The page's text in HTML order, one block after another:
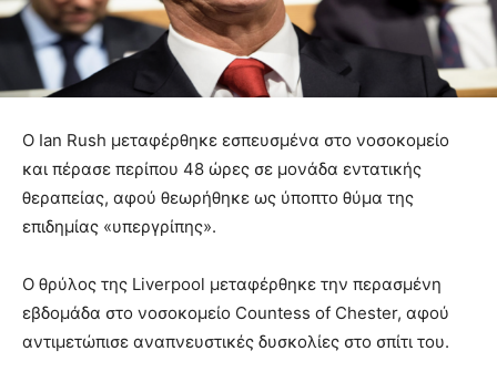
Ο Ian Rush μεταφέρθηκε εσπευσμένα στο νοσοκομείο
και πέρασε περίπου 48 ώρες σε μονάδα εντατικής
θεραπείας, αφού θεωρήθηκε ως ύποπτο θύμα της
επιδημίας «υπεργρίπης».
Ο θρύλος της Liverpool μεταφέρθηκε την περασμένη
εβδομάδα στο νοσοκομείο Countess of Chester, αφού
αντιμετώπισε αναπνευστικές δυσκολίες στο σπίτι του.